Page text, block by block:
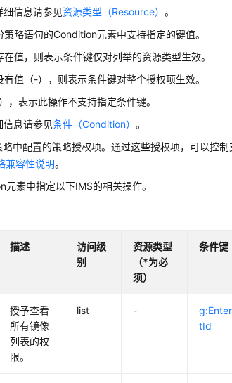
细信息请参见资源类型（Resource）。
略语句的Condition元素中支持指定的键值。
值，则表示条件键仅对列举的资源类型生效。
值（-），则表示条件键对整个授权项生效。
，表示此操作不支持指定条件键。
信息请参见条件（Condition）。
略中配置的策略授权项。通过这些授权项，可以控
兼容性说明。
素中指定以下IMS的相关操作。
描述
访问级
别
资源类型
（*为必
须）
条件键
授予查看
所有镜像
列表的权
限。
list -
tId